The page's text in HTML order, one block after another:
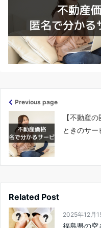
Previous page
【不動産
ときのサー
Related Post
2025年12月
福島県の空